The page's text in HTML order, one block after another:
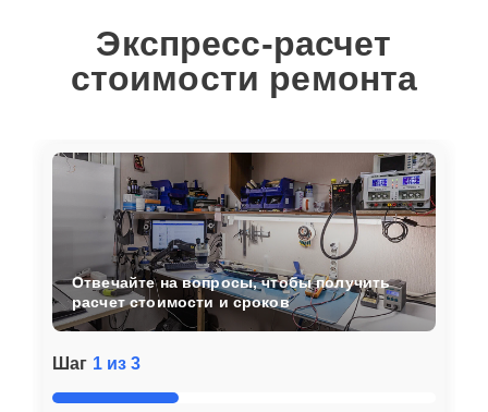
Экспресс-расчет
стоимости ремонта
Шаг 1 из 3
Отвечайте на вопросы, чтобы получить
расчет стоимости и сроков